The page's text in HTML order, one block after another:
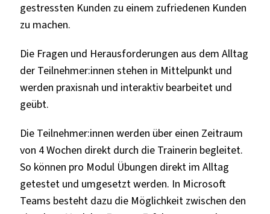
gestressten Kunden zu einem zufriedenen Kunden
zu machen.
Die Fragen und Herausforderungen aus dem Alltag
der Teilnehmer:innen stehen in Mittelpunkt und
werden praxisnah und interaktiv bearbeitet und
geübt.
Die Teilnehmer:innen werden über einen Zeitraum
von 4 Wochen direkt durch die Trainerin begleitet.
So können pro Modul Übungen direkt im Alltag
getestet und umgesetzt werden. In Microsoft
Teams besteht dazu die Möglichkeit zwischen den